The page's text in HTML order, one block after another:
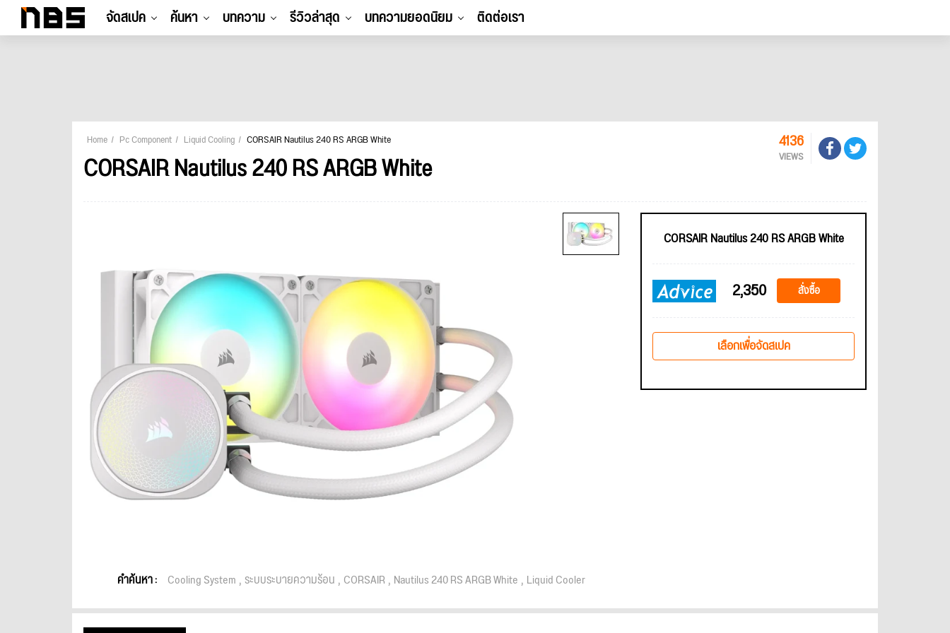
จัดสเปค ค้นหา บทความ รีวิวล่าสุด บทความยอดนิยม ติดต่อเรา
Home Pc Component Liquid Cooling CORSAIR Nautilus 240 RS ARGB White
CORSAIR Nautilus 240 RS ARGB White
4136
VIEWS
คำค้นหา : Cooling System ระบบระบายความร้อน CORSAIR Nautilus 240 RS ARGB White Liquid Cooler
CORSAIR Nautilus 240 RS ARGB White
2,350 สั่งซื้อ
เลือกเพื่อจัดสเปค